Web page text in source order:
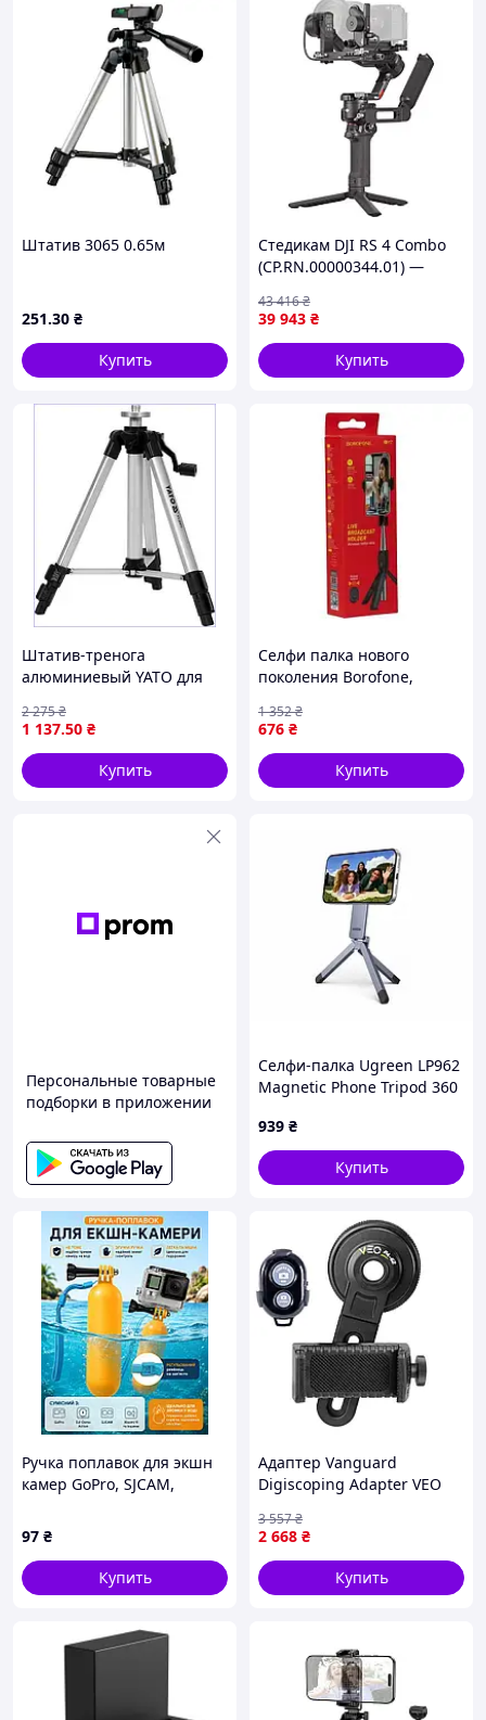
Штатив 3065 0.65м
251.30 ₴
Купить
Стедикам DJI RS 4 Combo
(CP.RN.00000344.01) —
39 943 ₴
43 416₴
Купить
Штатив-тренога
алюминиевый YATO для
резьбой 5/8 дюйма высота
32-75 см
1 137.50 ₴
2 275₴
Купить
Селфи палка нового
поколения Borofone,
вертикальный, Селфи
палка с кнопкой на ручке,
CQS
676 ₴
1 352₴
Купить
Персональные товарные
подборки в приложении
Селфи-палка Ugreen LP962
Magnetic Phone Tripod 360
(75509)
939 ₴
Купить
Ручка поплавок для экшн
камер GoPro, SJCAM,
97 ₴
Купить
Адаптер Vanguard
Digiscoping Adapter VEO
PA-62)
2 668 ₴
3 557₴
Купить